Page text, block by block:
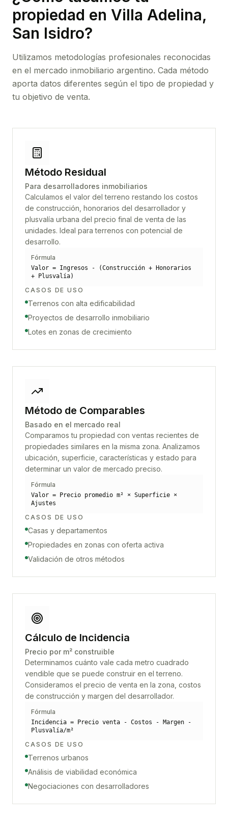
propiedad en Villa Adelina,
San Isidro?
Utilizamos metodologías profesionales reconocidas
en el mercado inmobiliario argentino. Cada método
aporta datos diferentes según el tipo de propiedad y
tu objetivo de venta.
Método Residual
Para desarrolladores inmobiliarios
Calculamos el valor del terreno restando los costos
de construcción, honorarios del desarrollador y
plusvalía urbana del precio final de venta de las
unidades. Ideal para terrenos con potencial de
desarrollo.
Fórmula
Valor = Ingresos - (Construcción + Honorarios
+ Plusvalía)
CASOS DE USO
Terrenos con alta edificabilidad
Proyectos de desarrollo inmobiliario
Lotes en zonas de crecimiento
Método de Comparables
Basado en el mercado real
Comparamos tu propiedad con ventas recientes de
propiedades similares en la misma zona. Analizamos
ubicación, superficie, características y estado para
determinar un valor de mercado preciso.
Fórmula
Valor = Precio promedio m² × Superficie ×
Ajustes
CASOS DE USO
Casas y departamentos
Propiedades en zonas con oferta activa
Validación de otros métodos
Cálculo de Incidencia
Precio por m² construible
Determinamos cuánto vale cada metro cuadrado
vendible que se puede construir en el terreno.
Consideramos el precio de venta en la zona, costos
de construcción y margen del desarrollador.
Fórmula
Incidencia = Precio venta - Costos - Margen -
Plusvalía/m²
CASOS DE USO
Terrenos urbanos
Análisis de viabilidad económica
Negociaciones con desarrolladores